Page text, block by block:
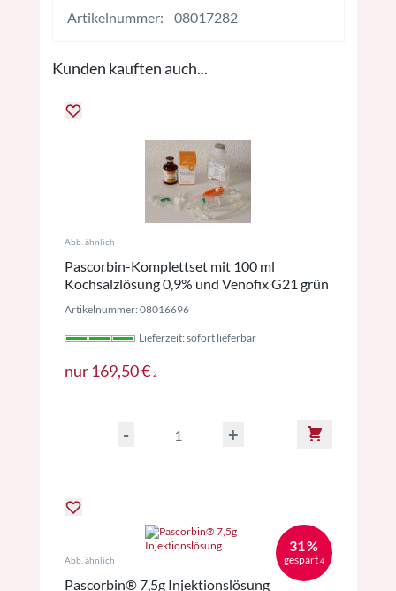
Artikelnummer: 08017282
Kunden kauften auch...
Abb. ähnlich
Pascorbin-Komplettset mit 100 ml
Kochsalzlösung 0,9% und Venofix G21 grün
Artikelnummer: 08016696
Lieferzeit: sofort lieferbar
nur 169,50 € 2Preise inkl. MwSt. ggf. zzgl.
- +
31 %
gespart 4
Abb. ähnlich
Pascorbin® 7,5g Injektionslösung